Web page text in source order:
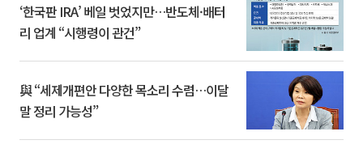
‘한국판 IRA’ 베일 벗었지만…반도체·배터
리 업계 “시행령이 관건”
與 “세제개편안 다양한 목소리 수렴…이달
말 정리 가능성”